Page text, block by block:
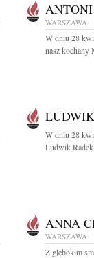
WARSZAWA
W dniu 28
nasz kochany
W dniu 28
Ludwik
ANNA
WARSZAWA
Z głębokim